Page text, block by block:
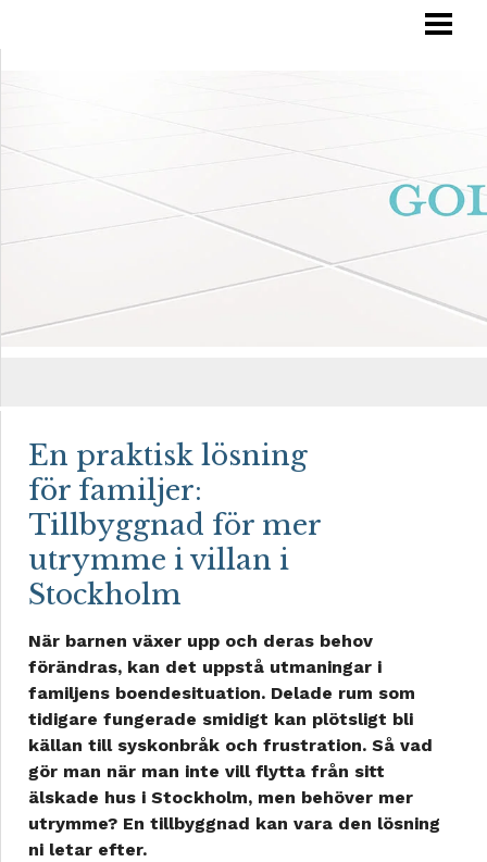
MÅLA TRÄGOLV
En praktisk lösning
för familjer:
Tillbyggnad för mer
utrymme i villan i
Stockholm
När barnen växer upp och deras behov
förändras, kan det uppstå utmaningar i
familjens boendesituation. Delade rum som
tidigare fungerade smidigt kan plötsligt bli
källan till syskonbråk och frustration. Så vad
gör man när man inte vill flytta från sitt
älskade hus i Stockholm, men behöver mer
utrymme? En tillbyggnad kan vara den lösning
ni letar efter.